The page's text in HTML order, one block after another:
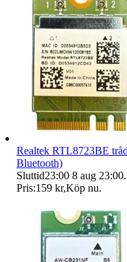
Realtek RTL8723BE
Bluetooth)
Sluttid23:00 8 aug 23:00.
Pris:159 kr,Köp nu.